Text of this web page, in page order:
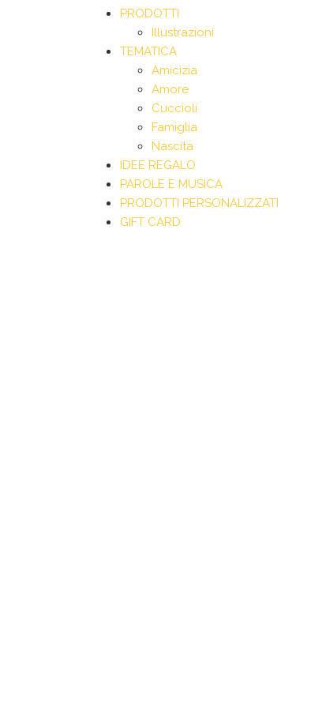
PRODOTTI
Illustrazioni
TEMATICA
Amicizia
Amore
Cuccioli
Famiglia
Nascita
IDEE REGALO
PAROLE E MUSICA
PRODOTTI PERSONALIZZATI
GIFT CARD